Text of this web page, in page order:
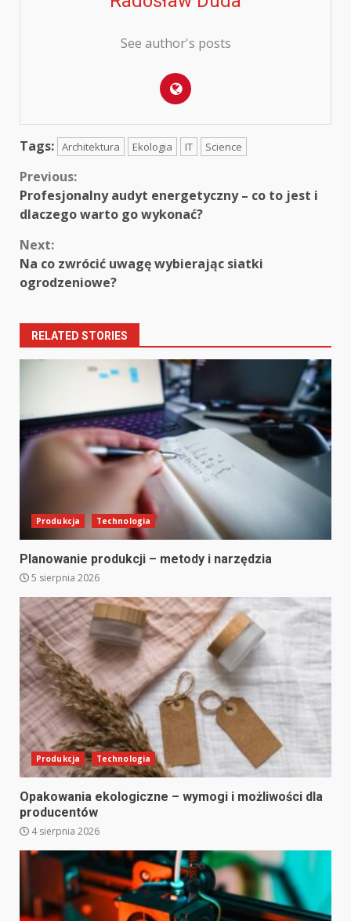
See author's posts
Tags: Architektura Ekologia IT Science
Continue
Reading
Previous:
Profesjonalny audyt energetyczny – co to jest i
dlaczego warto go wykonać?
Next:
Na co zwrócić uwagę wybierając siatki
ogrodzeniowe?
RELATED STORIES
Produkcja Technologia
Planowanie produkcji – metody i narzędzia
5 sierpnia 2026
Produkcja Technologia
Opakowania ekologiczne – wymogi i możliwości dla
producentów
4 sierpnia 2026